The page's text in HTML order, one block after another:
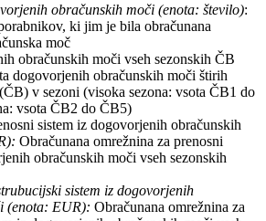
obračunskih moči (enota: število):
ki jim je bila obračunana
moč
obračunskih moči vseh sezonskih ČB
dogovorjenih obračunskih moči štirih
v sezoni (visoka sezona: vsota ČB1 do
vsota ČB2 do ČB5)
sistem iz dogovorjenih obračunskih
Obračunana omrežnina za prenosni
obračunskih moči vseh sezonskih
sistem iz dogovorjenih
(enota: EUR): Obračunana omrežnina za